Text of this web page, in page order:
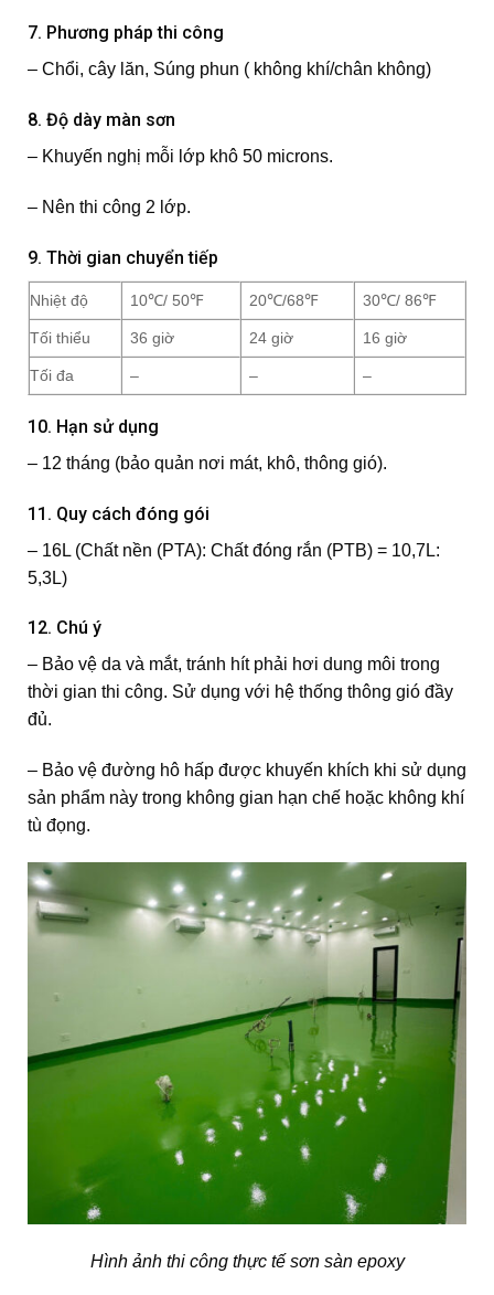
7. Phương pháp thi công
– Chổi, cây lăn, Súng phun ( không khí/chân không)
8. Độ dày màn sơn
– Khuyến nghị mỗi lớp khô 50 microns.
– Nên thi công 2 lớp.
9. Thời gian chuyển tiếp
Nhiệt độ 10℃/ 50℉ 20℃/68℉ 30℃/ 86℉
Tối thiểu 36 giờ 24 giờ 16 giờ
Tối đa – – –
10. Hạn sử dụng
– 12 tháng (bảo quản nơi mát, khô, thông gió).
11. Quy cách đóng gói
– 16L (Chất nền (PTA): Chất đóng rắn (PTB) = 10,7L:
5,3L)
12. Chú ý
– Bảo vệ da và mắt, tránh hít phải hơi dung môi trong
thời gian thi công. Sử dụng với hệ thống thông gió đầy
đủ.
– Bảo vệ đường hô hấp được khuyến khích khi sử dụng
sản phẩm này trong không gian hạn chế hoặc không khí
tù đọng.
Hình ảnh thi công thực tế sơn sàn epoxy